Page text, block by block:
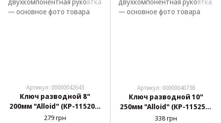
Артикул: 00000042643
Ключ разводной 8"
200мм "Alloid" (КР-115200)
двухкомпонентная
279 грн
Артикул: 00000040738
Ключ разводной 10"
250мм "Alloid" (КР-115250)
двухкомпонентная
338 грн